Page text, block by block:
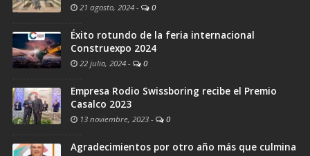
21 agosto, 2024 - 0
Éxito rotundo de la feria internacional
Construexpo 2024
22 julio, 2024 - 0
Empresa Rodio Swissboring recibe el Premio
Casalco 2023
13 noviembre, 2023 - 0
Agradecimientos por otro año más que culmina